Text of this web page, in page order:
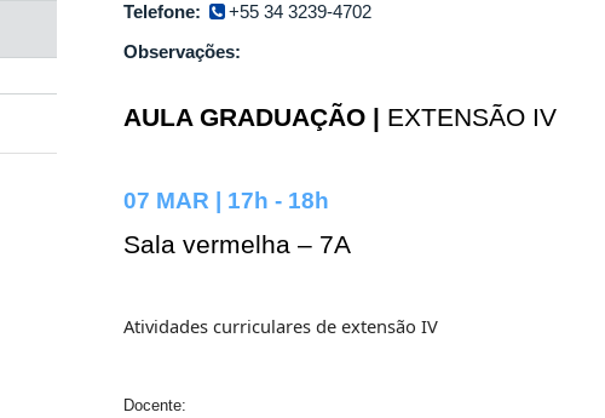
Telefone:
+55 34 3239-4702
Observações:
AULA GRADUAÇÃO | EXTENSÃO IV
07 MAR | 17h - 18h
Sala vermelha – 7A
Atividades curriculares de extensão IV
Docente: